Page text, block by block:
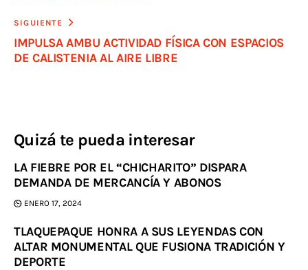
SIGUIENTE
IMPULSA AMBU ACTIVIDAD FÍSICA CON ESPACIOS
DE CALISTENIA AL AIRE LIBRE
Quizá te pueda interesar
LA FIEBRE POR EL “CHICHARITO” DISPARA
DEMANDA DE MERCANCÍA Y ABONOS
ENERO 17, 2024
TLAQUEPAQUE HONRA A SUS LEYENDAS CON
ALTAR MONUMENTAL QUE FUSIONA TRADICIÓN Y
DEPORTE